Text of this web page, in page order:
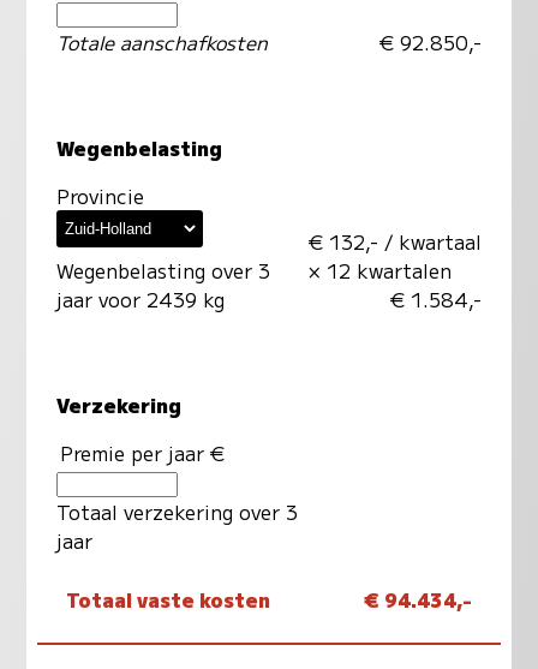
Totale aanschafkosten € 92.850,-
Wegenbelasting
Provincie
Wegenbelasting over 3
jaar voor 2439 kg
€ 132,- / kwartaal
× 12 kwartalen
€ 1.584,-
Verzekering
Premie per jaar €
Totaal verzekering over 3
jaar
Totaal vaste kosten € 94.434,-